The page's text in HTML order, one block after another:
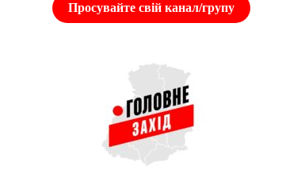
Просувайте свій канал/групу